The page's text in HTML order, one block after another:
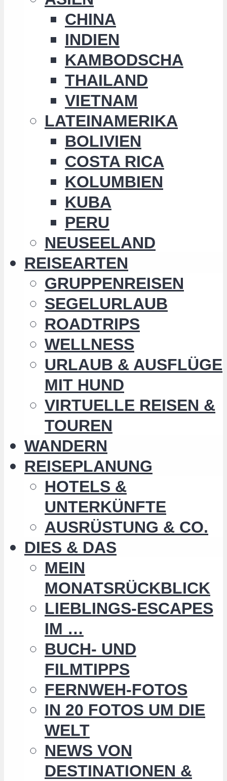
CHINA
INDIEN
KAMBODSCHA
THAILAND
VIETNAM
LATEINAMERIKA
BOLIVIEN
COSTA RICA
KOLUMBIEN
KUBA
PERU
NEUSEELAND
REISEARTEN
GRUPPENREISEN
SEGELURLAUB
ROADTRIPS
WELLNESS
URLAUB & AUSFLÜGE
MIT HUND
VIRTUELLE REISEN &
TOUREN
WANDERN
REISEPLANUNG
HOTELS &
UNTERKÜNFTE
AUSRÜSTUNG & CO.
DIES & DAS
MEIN
MONATSRÜCKBLICK
LIEBLINGS-ESCAPES
IM …
BUCH- UND
FILMTIPPS
FERNWEH-FOTOS
IN 20 FOTOS UM DIE
WELT
NEWS VON
DESTINATIONEN &